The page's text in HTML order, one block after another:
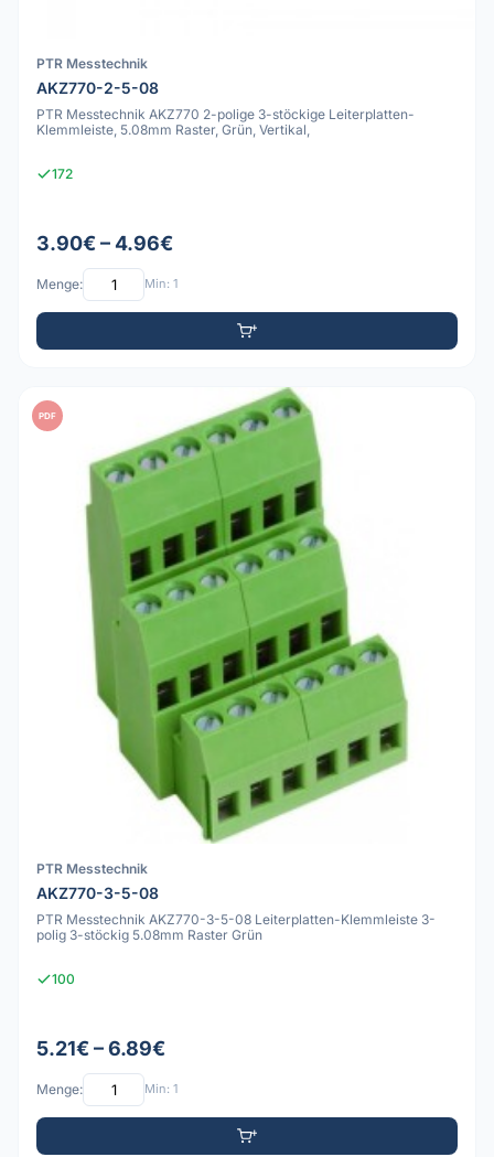
PTR Messtechnik
AKZ770-2-5-08
PTR Messtechnik AKZ770 2-polige 3-stöckige Leiterplatten-
Klemmleiste, 5.08mm Raster, Grün, Vertikal,
172
3.90€ – 4.96€
Menge: Min: 1
PDF
PTR Messtechnik
AKZ770-3-5-08
PTR Messtechnik AKZ770-3-5-08 Leiterplatten-Klemmleiste 3-
polig 3-stöckig 5.08mm Raster Grün
100
5.21€ – 6.89€
Menge: Min: 1